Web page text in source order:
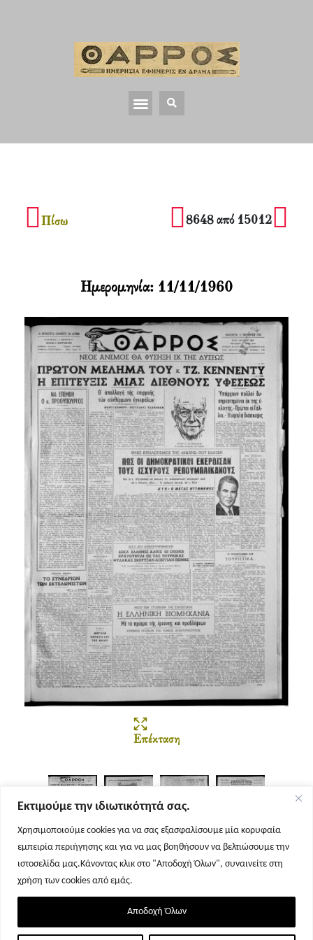
Εκτιμούμε την ιδιωτικότητά σας.
Χρησιμοποιούμε cookies για να σας εξασφαλίσουμε μία κορυφαία
εμπειρία περιήγησης και για να μας βοηθήσουν να βελτιώσουμε την
ιστοσελίδα μας.Κάνοντας κλικ στο "Αποδοχή Όλων", συναινείτε στη
χρήση των cookies από εμάς.
Αποδοχή Όλων
Πίσω 8648 από 15012
Επέκταση
Σελίδα 1 Σελίδα 2 Σελίδα 3 Σελίδα 4
Ημερομηνία: 11/11/1960